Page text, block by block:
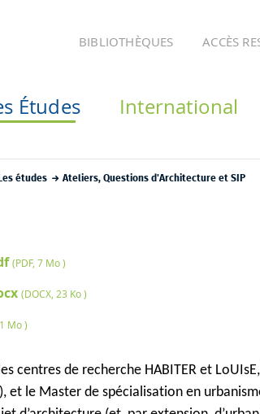
BIBLIOTHÈQUES ACCÈS
Études International
Les études Ateliers, Questions d'Architecture et SIP
(PDF, 7 Mo )
(DOCX, 23 Ko )
Mo )
centres de recherche HABITER et
et le Master de spécialisation en